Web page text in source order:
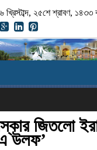
২৫শে শ্রাবণ, ১৪৩৩
জিতলো
উলফ’